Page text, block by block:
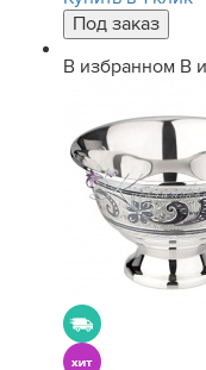
В избранном В